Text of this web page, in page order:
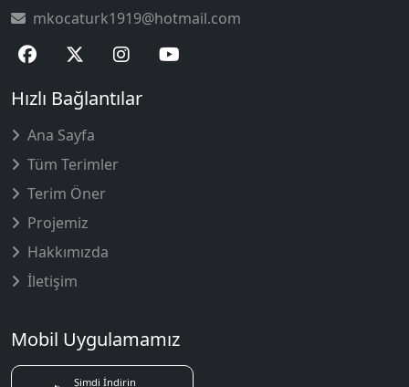
mkocaturk1919@hotmail.com
Hızlı Bağlantılar
Ana Sayfa
Tüm Terimler
Terim Öner
Projemiz
Hakkımızda
İletişim
Mobil Uygulamamız
Şimdi İndirin